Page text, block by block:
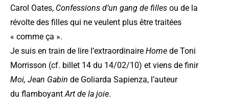
Carol Oates, Confessions d’un gang de filles ou de la
révolte des filles qui ne veulent plus être traitées
« comme ça ».
Je suis en train de lire l’extraordinaire Home de Toni
Morrisson (cf. billet 14 du 14/02/10) et viens de finir
Moi, Jean Gabin de Goliarda Sapienza, l’auteur
du flamboyantArt de la joie.